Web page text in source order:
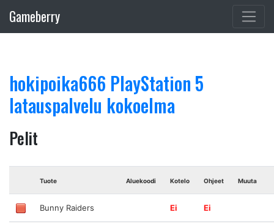
Gameberry
hokipoika666 PlayStation 5
latauspalvelu kokoelma
Pelit
Tuote Aluekoodi Kotelo Ohjeet Muuta
Bunny Raiders Ei Ei